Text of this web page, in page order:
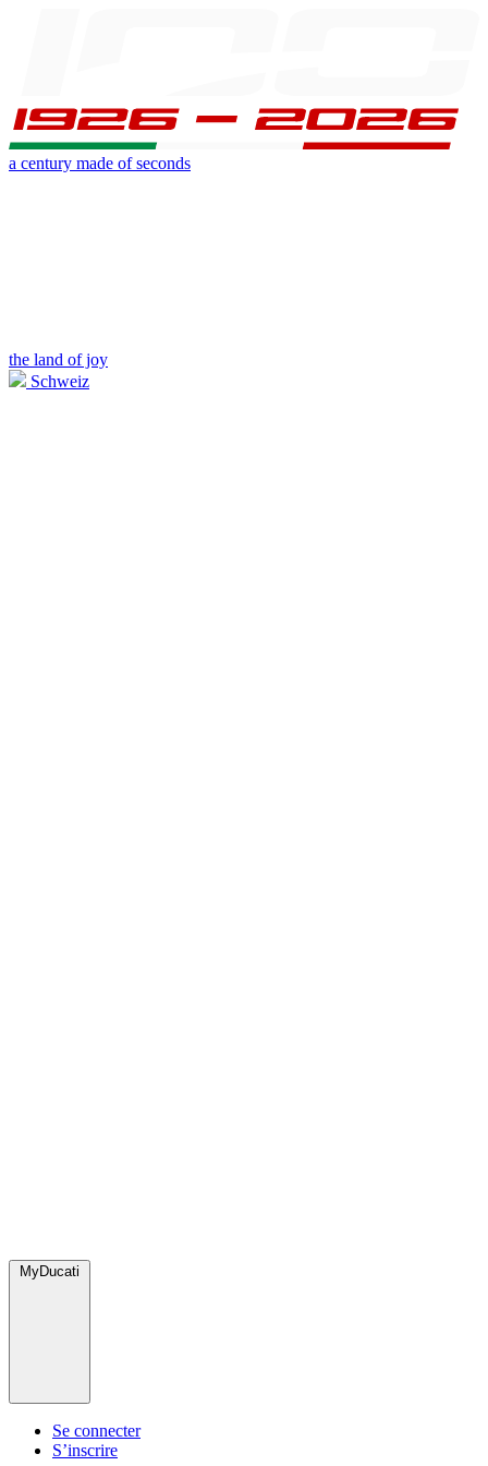
a century made of seconds
the land of joy
Schweiz
MyDucati
Se connecter
S’inscrire